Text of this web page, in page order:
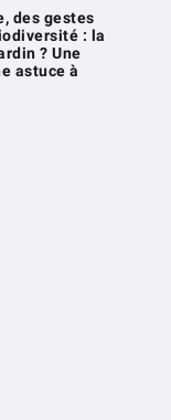
des gestes
: la
? Une
astuce à